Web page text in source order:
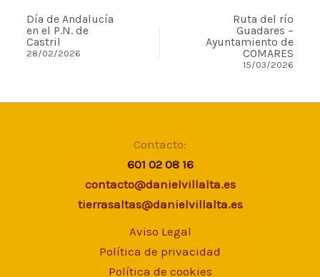
Día de Andalucía
en el P.N. de
Castril
28/02/2026
Ruta del río
Guadares –
Ayuntamiento de
COMARES
15/03/2026
Contacto:
601 02 08 16
contacto@danielvillalta.es
tierrasaltas@danielvillalta.es
Aviso Legal
Política de privacidad
Política de cookies